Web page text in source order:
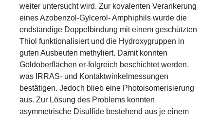
weiter untersucht wird. Zur kovalenten Verankerung
eines Azobenzol-Gylcerol- Amphiphils wurde die
endständige Doppelbindung mit einem geschützten
Thiol funktionalisiert und die Hydroxygruppen in
guten Ausbeuten methyliert. Damit konnten
Goldoberflächen er-folgreich beschichtet werden,
was IRRAS- und Kontaktwinkelmessungen
bestätigen. Jedoch blieb eine Photoisomerisierung
aus. Zur Lösung des Problems konnten
asymmetrische Disulfide bestehend aus je einem